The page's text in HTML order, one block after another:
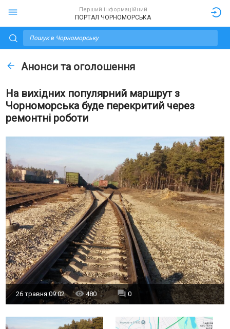
Перший інформаційний
ПОРТАЛ ЧОРНОМОРСЬКА
Анонси та оголошення
На вихідних популярний маршрут з
Чорноморська буде перекритий через
ремонтні роботи
26 травня 09:02 480 0